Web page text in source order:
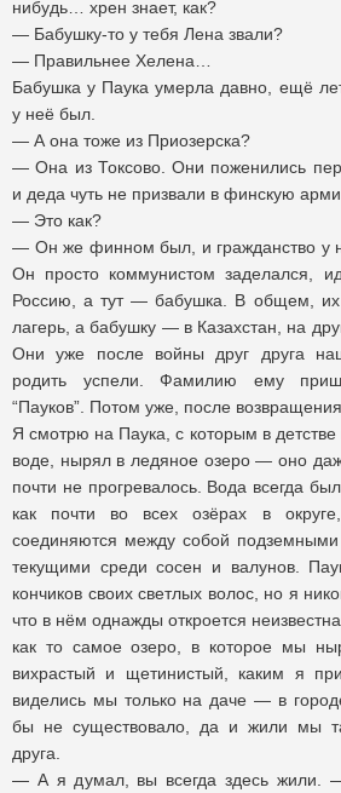
нибудь… хрен знает, как?
— Бабушку-то у тебя Лена звали?
— Правильнее Хелена…
Бабушка у Паука умерла давно, ещё
у неё был.
— А она тоже из Приозерска?
— Она из Токсово. Они поженились
и деда чуть не призвали в финскую
— Это как?
— Он же финном был, и гражданство у
Он просто коммунистом заделался,
Россию, а тут — бабушка. В общем,
лагерь, а бабушку — в Казахстан, на
Они уже после войны друг друга
родить успели. Фамилию ему
“Пауков”. Потом уже, после
Я смотрю на Паука, с которым в детстве
воде, нырял в ледяное озеро — оно
почти не прогревалось. Вода всегда
как почти во всех озёрах в
соединяются между собой подземными
текущими среди сосен и валунов.
кончиков своих светлых волос, но я
что в нём однажды откроется
как то самое озеро, в которое мы
вихрастый и щетинистый, каким я
виделись мы только на даче — в
бы не существовало, да и жили мы
друга.
— А я думал, вы всегда здесь жили.